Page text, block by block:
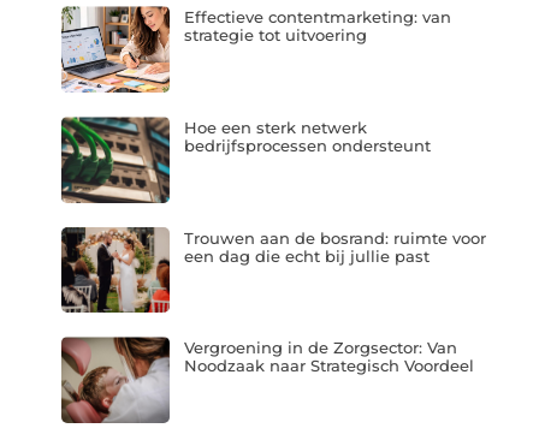
Effectieve contentmarketing: van
strategie tot uitvoering
Hoe een sterk netwerk
bedrijfsprocessen ondersteunt
Trouwen aan de bosrand: ruimte voor
een dag die echt bij jullie past
Vergroening in de Zorgsector: Van
Noodzaak naar Strategisch Voordeel